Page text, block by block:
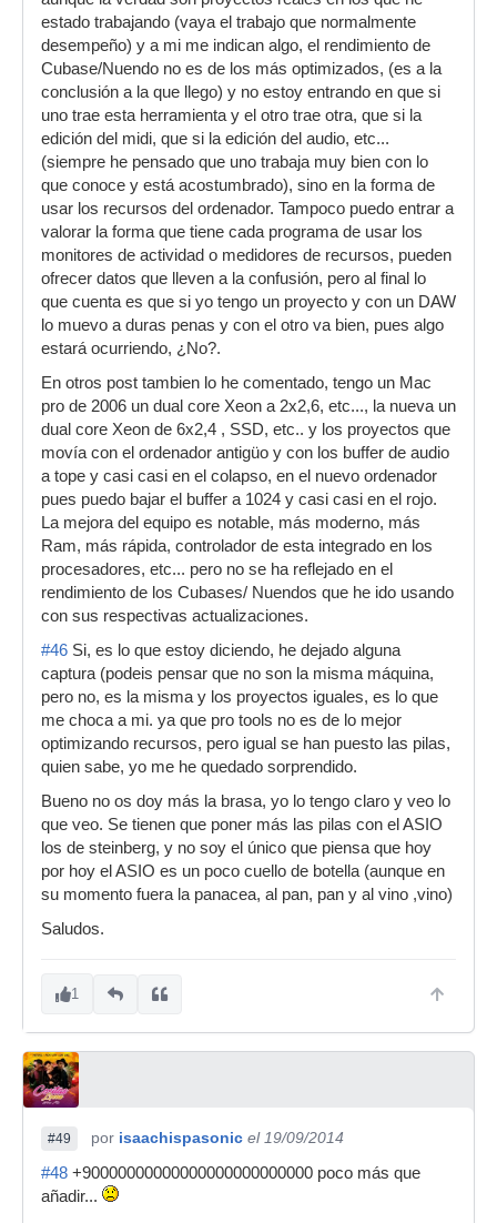
estado trabajando (vaya el trabajo que normalmente
desempeño) y a mi me indican algo, el rendimiento de
Cubase/Nuendo no es de los más optimizados, (es a la
conclusión a la que llego) y no estoy entrando en que si
uno trae esta herramienta y el otro trae otra, que si la
edición del midi, que si la edición del audio, etc...
(siempre he pensado que uno trabaja muy bien con lo
que conoce y está acostumbrado), sino en la forma de
usar los recursos del ordenador. Tampoco puedo entrar a
valorar la forma que tiene cada programa de usar los
monitores de actividad o medidores de recursos, pueden
ofrecer datos que lleven a la confusión, pero al final lo
que cuenta es que si yo tengo un proyecto y con un DAW
lo muevo a duras penas y con el otro va bien, pues algo
estará ocurriendo, ¿No?.
En otros post tambien lo he comentado, tengo un Mac
pro de 2006 un dual core Xeon a 2x2,6, etc..., la nueva un
dual core Xeon de 6x2,4 , SSD, etc.. y los proyectos que
movía con el ordenador antigüo y con los buffer de audio
a tope y casi casi en el colapso, en el nuevo ordenador
pues puedo bajar el buffer a 1024 y casi casi en el rojo.
La mejora del equipo es notable, más moderno, más
Ram, más rápida, controlador de esta integrado en los
procesadores, etc... pero no se ha reflejado en el
rendimiento de los Cubases/ Nuendos que he ido usando
con sus respectivas actualizaciones.
#46 Si, es lo que estoy diciendo, he dejado alguna
captura (podeis pensar que no son la misma máquina,
pero no, es la misma y los proyectos iguales, es lo que
me choca a mi. ya que pro tools no es de lo mejor
optimizando recursos, pero igual se han puesto las pilas,
quien sabe, yo me he quedado sorprendido.
Bueno no os doy más la brasa, yo lo tengo claro y veo lo
que veo. Se tienen que poner más las pilas con el ASIO
los de steinberg, y no soy el único que piensa que hoy
por hoy el ASIO es un poco cuello de botella (aunque en
su momento fuera la panacea, al pan, pan y al vino ,vino)
Saludos.
1
#49 por isaachispasonic el 19/09/2014
#48 +90000000000000000000000000 poco más que
añadir...